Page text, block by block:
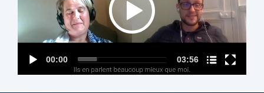
00:00 03:56